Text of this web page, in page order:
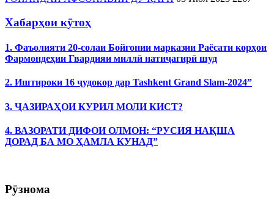
Хабарҳои кӯтоҳ
1. Фаъолияти 20-солаи Бойгонии марказии Раёсати корҳои
Фармондеҳии Гвардияи миллӣ натиҷагирӣ шуд
2. Иштироки 16 ҷудокор дар Tashkent Grand Slam-2024”
3. ҶАЗИРАҲОИ КУРИЛ МОЛИ КИСТ?
4. ВАЗОРАТИ ДИФОИ ОЛМОН: “РУСИЯ НАҚША
ДОРАД БА МО ҲАМЛА КУНАД”
Рӯзнома